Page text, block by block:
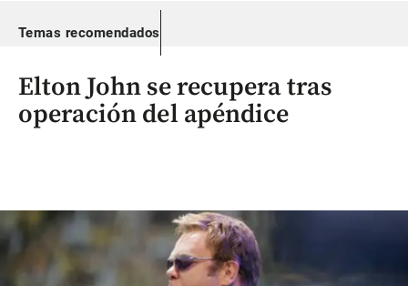
Temas recomendados
Elton John se recupera tras
operación del apéndice